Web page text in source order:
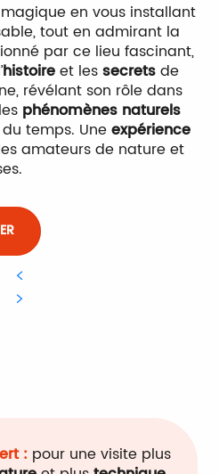
en vous installant
tout en admirant la
par ce lieu fascinant,
histoireet lessecretsde
révélant son rôle dans
phénomènes naturels
temps. Uneexpérience
amateurs de nature et
: pour une visite plus